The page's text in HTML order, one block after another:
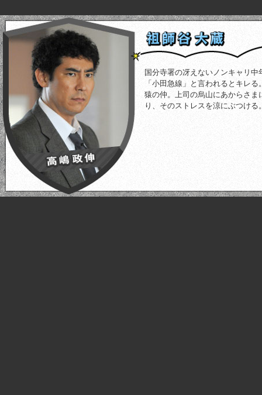
国分寺署の冴えないノンキャリ中
「小田急線」と言われるとキレる
猿の仲。上司の烏山にあからさま
り、そのストレスを涼にぶつける